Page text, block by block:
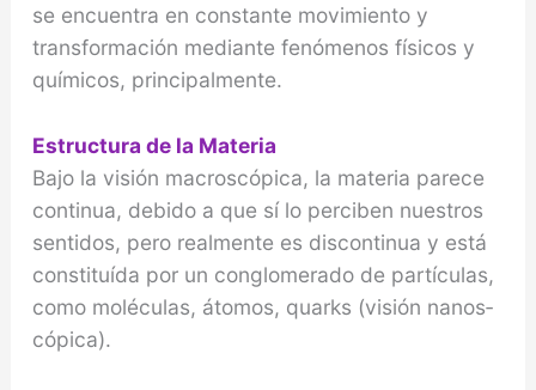
se encuentra en constante movimiento y
transformación me­diante fenómenos físicos y
químicos, principal­mente.
Estructura de la Materia
Bajo la visión macroscópica, la materia parece
continua, debido a que sí lo perciben nuestros
sentidos, pero realmente es discontinua y está
constituída por un conglomerado de partículas,
como moléculas, átomos, quarks (visión nanos­
cópica).